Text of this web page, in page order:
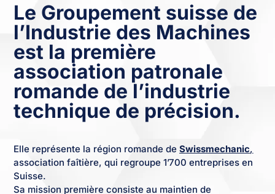
Le Groupement suisse de
l’Industrie des Machines
est la première
association patronale
romande de l’industrie
technique de précision.
Elle représente la région romande deSwissmechanic,
association faîtière, qui regroupe 1’700 entreprises en
Suisse.
Sa mission première consiste au maintien de